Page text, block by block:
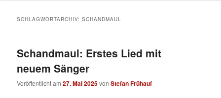
SCHLAGWORTARCHIV:SCHANDMAUL
Schandmaul: Erstes Lied mit
neuem Sänger
Veröffentlicht am27. Mai 2025vonStefan Frühauf